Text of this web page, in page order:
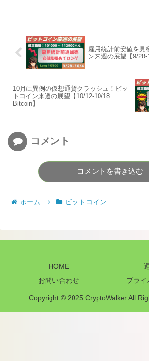
雇用統計前安値を見
ン来週の展望【9/28-
10月に異例の仮想通貨クラッシュ！ビッ
トコイン来週の展望【10/12-10/18
Bitcoin】
コメント
コメントを書き込む
ホーム ビットコイン
HOME
お問い合わせ
プライ
Copyright © 2025 CryptoWalker All